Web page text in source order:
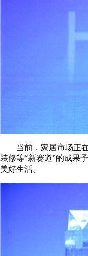
当前，家居市场正在
装修等“新赛道”的成果
美好生活。